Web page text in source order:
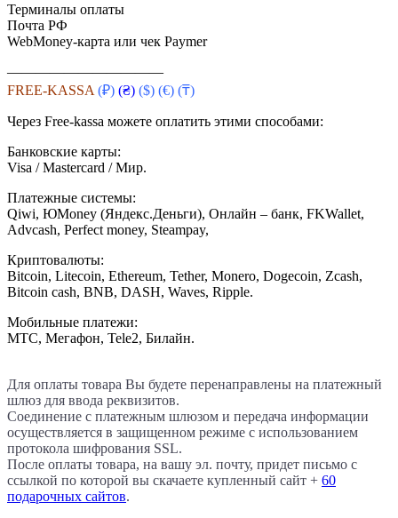
Терминалы оплаты
Почта РФ
WebMoney-карта или чек Paymer
———————————
FREE-KASSA (₽) (₴) ($) (€) (₸)
Через Free-kassa можете оплатить этими способами:
Банковские карты:
Visa / Mastercard / Мир.
Платежные системы:
Qiwi, ЮMoney (Яндекс.Деньги), Онлайн – банк, FKWallet,
Advcash, Perfect money, Steampay,
Криптовалюты:
Bitcoin, Litecoin, Ethereum, Tether, Monero, Dogecoin, Zcash,
Bitcoin cash, BNB, DASH, Waves, Ripple.
Мобильные платежи:
МТС, Мегафон, Tele2, Билайн.
Для оплаты товара Вы будете перенаправлены на платежный
шлюз для ввода реквизитов.
Соединение с платежным шлюзом и передача информации
осуществляется в защищенном режиме с использованием
протокола шифрования SSL.
После оплаты товара, на вашу эл. почту, придет письмо с
ссылкой по которой вы скачаете купленный сайт + 60
подарочных сайтов.